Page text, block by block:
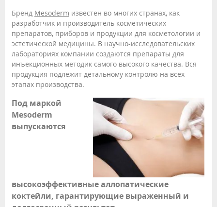
Бренд Mesoderm известен во многих странах, как
разработчик и производитель косметических
препаратов, приборов и продукции для косметологии и
эстетической медицины. В научно-исследовательских
лабораториях компании создаются препараты для
инъекционных методик самого высокого качества. Вся
продукция подлежит детальному контролю на всех
этапах производства.
Под маркой
Mesoderm
выпускаются
высокоэффективные аллопатические
коктейли, гарантирующие выраженный и